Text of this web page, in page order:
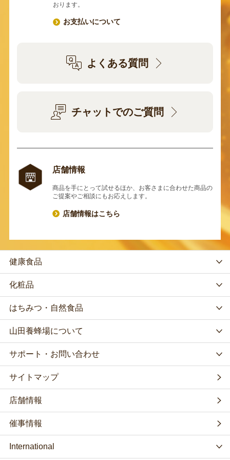
おります。
お支払いについて
よくある質問
チャットでのご質問
店舗情報
商品を手にとって試せるほか、お客さまに合わせた商品の
ご提案やご相談にもお応えします。
店舗情報はこちら
健康食品
化粧品
はちみつ・自然食品
山田養蜂場について
サポート・お問い合わせ
サイトマップ
店舗情報
催事情報
International